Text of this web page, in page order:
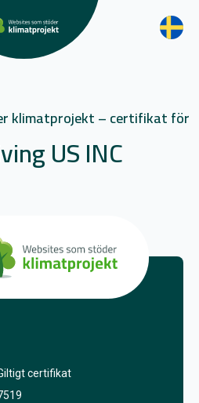
klimatprojekt – certifikat för
US INC
certifikat